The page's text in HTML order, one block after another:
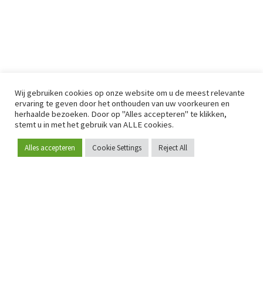
Word lid
Wij gebruiken cookies op onze website om u de meest relevante
ervaring te geven door het onthouden van uw voorkeuren en
herhaalde bezoeken. Door op "Alles accepteren" te klikken,
stemt u in met het gebruik van ALLE cookies.
Alles accepteren Cookie Settings Reject All